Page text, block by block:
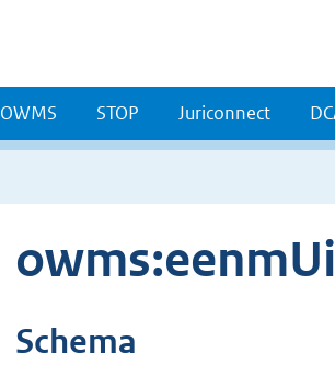
OWMS STOP Juriconnect
Schema